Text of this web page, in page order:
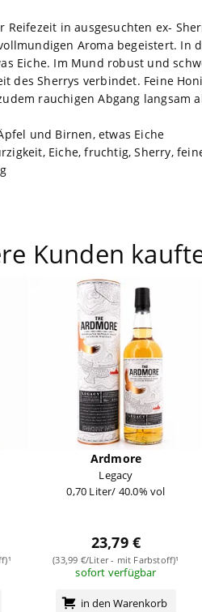
in ausgesuchten ex-
Aroma begeistert. In
Eiche. Im Mund robust und
des Sherrys verbindet. Feine
rauchigen Abgang langsam
und Birnen, etwas Eiche
Eiche, fruchtig, Sherry,
Kunden
Ardmore
Legacy
0,70 Liter/ 40.0% vol
23,79 €
(33,99 €/Liter - mit Farbstoff)¹
sofort verfügbar
in den Warenkorb